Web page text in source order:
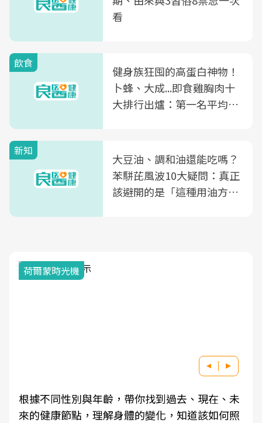
看
飲食
健身族狂囤的高蛋白神物！
卜蜂、大成...即食雞胸肉十
大排行出爐：第一名平均一
新知
大豆油、調和油還能吃嗎？
苯駢芘風波10大疑問：真正
該避開的是「這種用油方
荷爾蒙時光機
根據不同性別與年齡，帶你找到過去、現在、未
來的健康節點，理解身體的變化，知道該如何照